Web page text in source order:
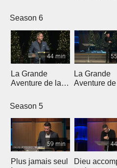
Season 6
44 min
La Grande
Aventure de la
4
La Grande
Aventure
Season 5
59 min
Plus jamais seul
Dieu